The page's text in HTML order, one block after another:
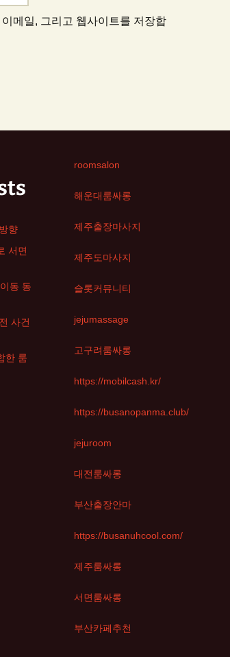
메일, 그리고 웹사이트를 저장합
향
서면
동 동
사건
한 룸
roomsalon
해운대룸싸롱
제주출장마사지
제주도마사지
슬롯커뮤니티
jejumassage
고구려룸싸롱
https://mobilcash.kr/
https://busanopanma.club/
jejuroom
대전룸싸롱
부산출장안마
https://busanuhcool.com/
제주룸싸롱
서면룸싸롱
부산카페추천